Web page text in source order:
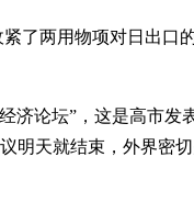
了两用物项对日出
济论坛”，这是高市发
明天就结束，外界密